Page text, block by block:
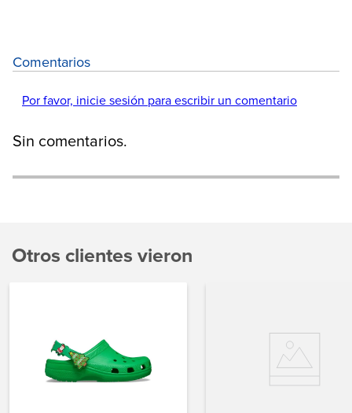
Comentarios
Por favor, inicie sesión para escribir un comentario
Sin comentarios.
Otros clientes vieron